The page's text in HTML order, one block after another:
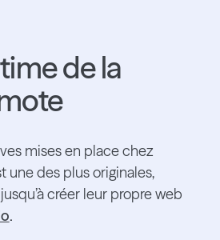
de la
mises en place chez
une des plus originales,
créer leur propre web
.